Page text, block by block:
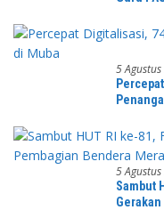
5
5
Sambut